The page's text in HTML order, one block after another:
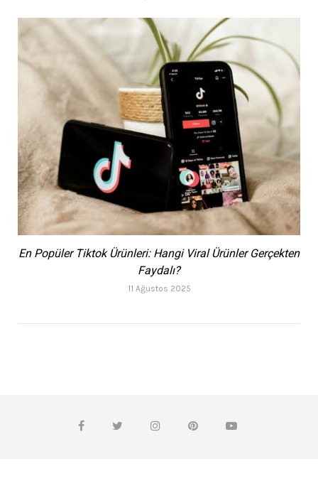
En Popüler Tiktok Ürünleri: Hangi Viral Ürünler Gerçekten
Faydalı?
11 Ağustos 2025